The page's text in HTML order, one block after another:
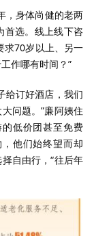
，身体尚健的老两
首选。线上线下咨
求70岁以上、另一
作哪有时间？”
给订好酒店，我们
问题。”廉阿姨住
低价团甚至免费
他们始终望而却
自由行，“往后年